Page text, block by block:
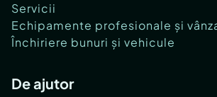
Servicii
Echipamente profesionale și
Închiriere bunuri și vehicule
De ajutor